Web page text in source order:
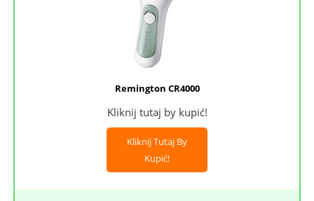
Remington CR4000
Kliknij tutaj by kupić!
Kliknij Tutaj By
Kupić!